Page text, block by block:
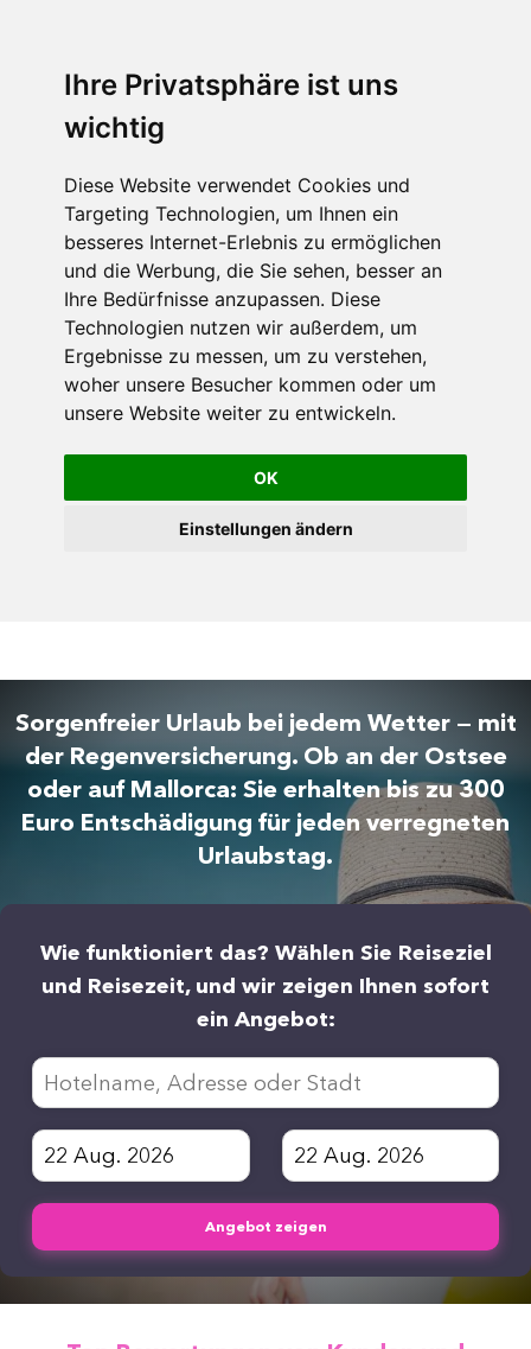
Ihre Privatsphäre ist uns
wichtig
Diese Website verwendet Cookies und
Targeting Technologien, um Ihnen ein
besseres Internet-Erlebnis zu ermöglichen
und die Werbung, die Sie sehen, besser an
Ihre Bedürfnisse anzupassen. Diese
Technologien nutzen wir außerdem, um
Ergebnisse zu messen, um zu verstehen,
woher unsere Besucher kommen oder um
unsere Website weiter zu entwickeln.
OK
Einstellungen ändern
Sorgenfreier Urlaub bei jedem Wetter — mit
der Regenversicherung. Ob an der Ostsee
oder auf Mallorca: Sie erhalten bis zu 300
Euro Entschädigung für jeden verregneten
Urlaubstag.
Wie funktioniert das? Wählen Sie Reiseziel
und Reisezeit, und wir zeigen Ihnen sofort
ein Angebot:
Angebot zeigen